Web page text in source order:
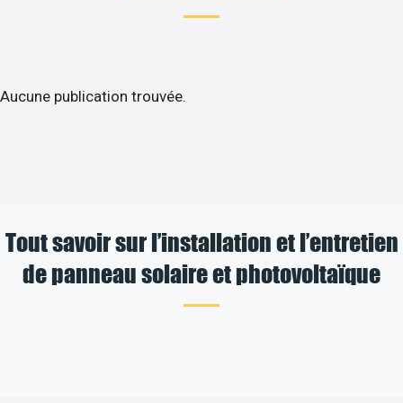
Aucune publication trouvée.
Tout savoir sur l’installation et l’entretien
de panneau solaire et photovoltaïque